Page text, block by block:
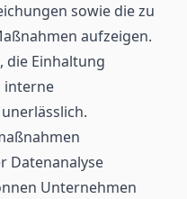
sowie die zu
aufzeigen.
die Einhaltung
interne
Datenanalyse
Unternehmen